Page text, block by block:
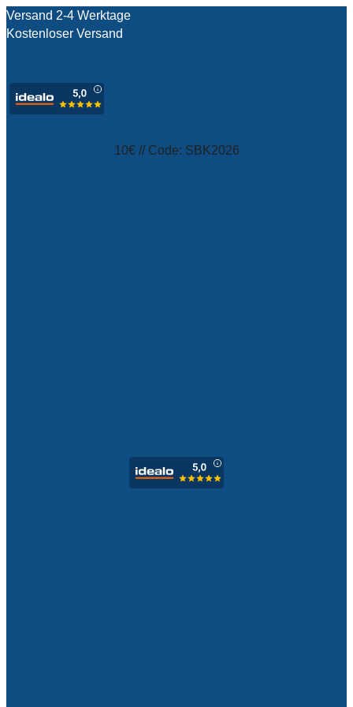
Versand 2-4 Werktage
Kostenloser Versand
10€ // Code: SBK2026